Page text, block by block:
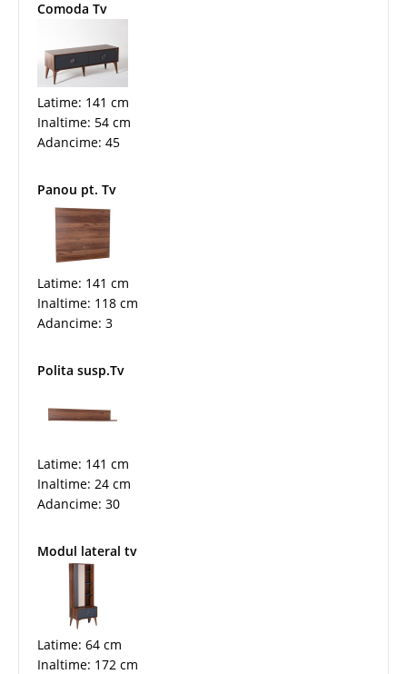
Comoda Tv
Latime: 141 cm
Inaltime: 54 cm
Adancime: 45
Panou pt. Tv
Latime: 141 cm
Inaltime: 118 cm
Adancime: 3
Polita susp.Tv
Latime: 141 cm
Inaltime: 24 cm
Adancime: 30
Modul lateral tv
Latime: 64 cm
Inaltime: 172 cm